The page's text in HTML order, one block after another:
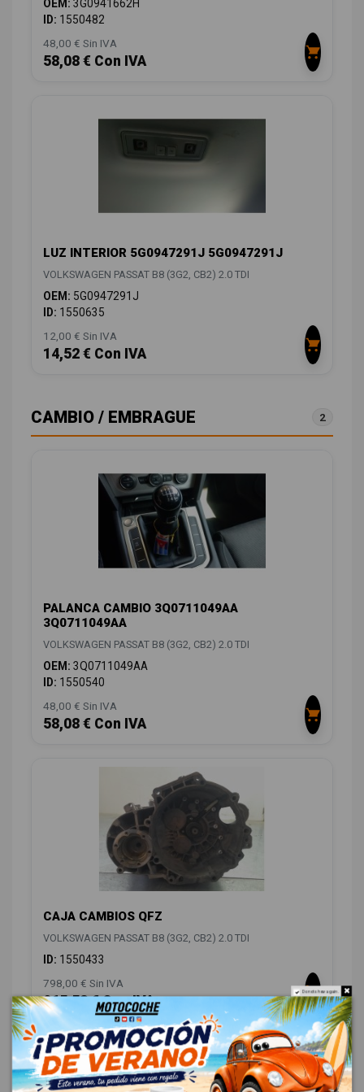
OEM: 3G0941662H
ID: 1550482
48,00 € Sin IVA
58,08 € Con IVA
LUZ INTERIOR 5G0947291J 5G0947291J
VOLKSWAGEN PASSAT B8 (3G2, CB2) 2.0 TDI
OEM: 5G0947291J
ID: 1550635
12,00 € Sin IVA
14,52 € Con IVA
CAMBIO / EMBRAGUE 2
PALANCA CAMBIO 3Q0711049AA
3Q0711049AA
VOLKSWAGEN PASSAT B8 (3G2, CB2) 2.0 TDI
OEM: 3Q0711049AA
ID: 1550540
48,00 € Sin IVA
58,08 € Con IVA
CAJA CAMBIOS QFZ
VOLKSWAGEN PASSAT B8 (3G2, CB2) 2.0 TDI
ID: 1550433
798,00 € Sin IVA
965,58 € Con IVA
CARROCERÍA FRONTAL 6
Do not show again.